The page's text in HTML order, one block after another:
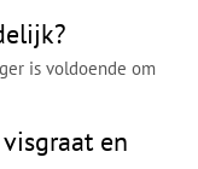
is voldoende om
en